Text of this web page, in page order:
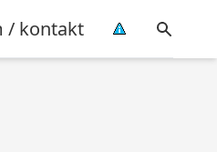
/ kontakt